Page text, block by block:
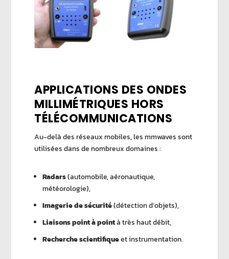
APPLICATIONS DES ONDES
MILLIMÉTRIQUES HORS
TÉLÉCOMMUNICATIONS
Au-delà des réseaux mobiles, les mmwaves sont
utilisées dans de nombreux domaines :
Radars(automobile, aéronautique,
météorologie),
Imagerie de sécurité(détection d’objets),
Liaisons point à pointà très haut débit,
Recherche scientifiqueet instrumentation.